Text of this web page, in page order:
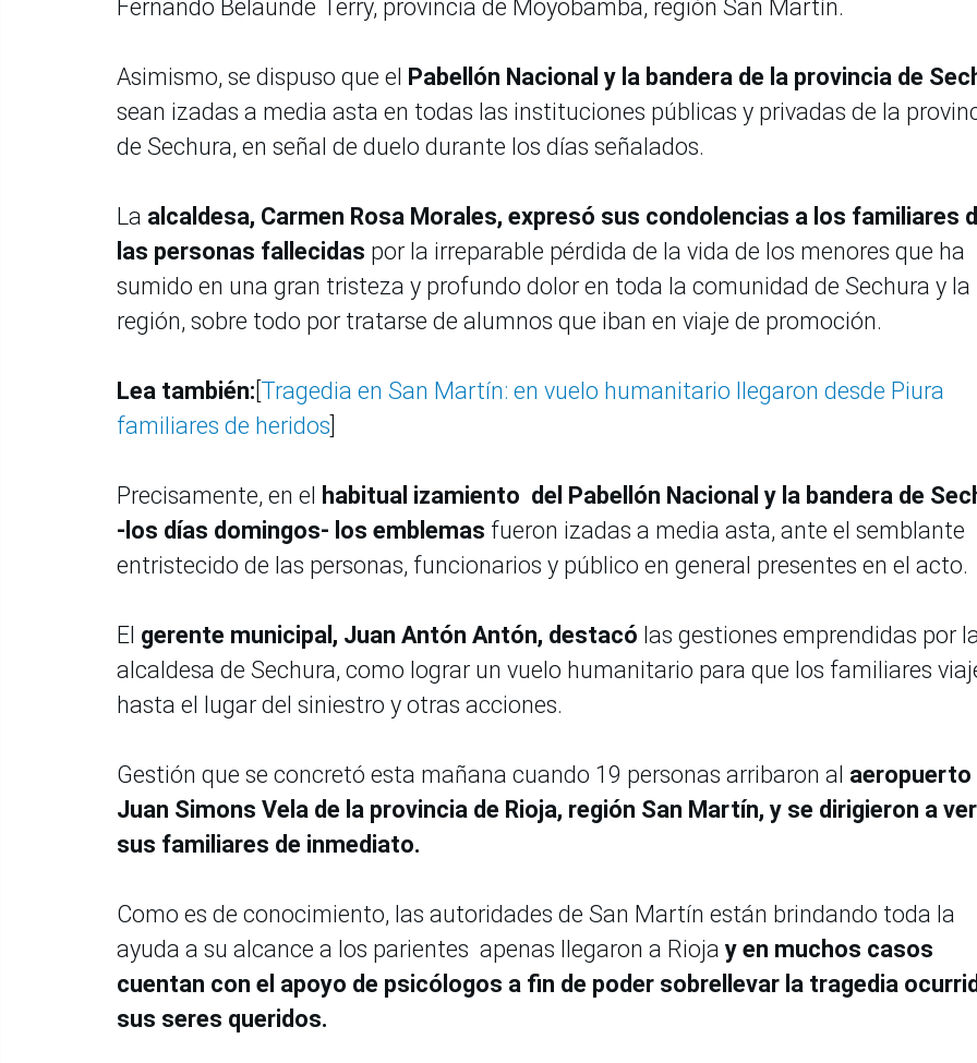
Fernando Belaunde Terry, provincia de Moyobamba, región San Martín.
Asimismo, se dispuso que el Pabellón Nacional y la bandera de la provincia de
sean izadas a media asta en todas las instituciones públicas y privadas de la
de Sechura, en señal de duelo durante los días señalados.
La alcaldesa, Carmen Rosa Morales, expresó sus condolencias a los familiares
las personas fallecidas por la irreparable pérdida de la vida de los menores que ha
sumido en una gran tristeza y profundo dolor en toda la comunidad de Sechura y la
región, sobre todo por tratarse de alumnos que iban en viaje de promoción.
Lea también:[Tragedia en San Martín: en vuelo humanitario llegaron desde Piura
familiares de heridos]
Precisamente, en el habitual izamiento del Pabellón Nacional y la bandera de
-los días domingos- los emblemas fueron izadas a media asta, ante el semblante
entristecido de las personas, funcionarios y público en general presentes en el acto.
El gerente municipal, Juan Antón Antón, destacó las gestiones emprendidas por
alcaldesa de Sechura, como lograr un vuelo humanitario para que los familiares
hasta el lugar del siniestro y otras acciones.
Gestión que se concretó esta mañana cuando 19 personas arribaron al aeropuerto
Juan Simons Vela de la provincia de Rioja, región San Martín, y se dirigieron a
sus familiares de inmediato.
Como es de conocimiento, las autoridades de San Martín están brindando toda la
ayuda a su alcance a los parientes apenas llegaron a Rioja y en muchos casos
cuentan con el apoyo de psicólogos a fin de poder sobrellevar la tragedia
sus seres queridos.